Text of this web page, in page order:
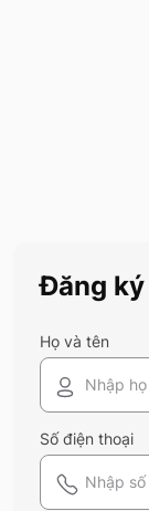
Đăng
Họ và tên
Số điện thoại